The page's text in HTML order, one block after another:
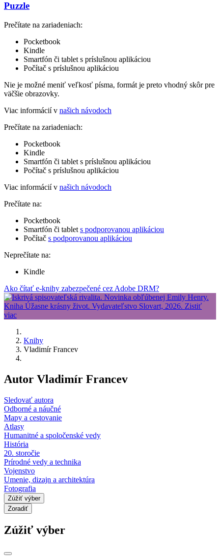
Puzzle
Prečítate na zariadeniach:
Pocketbook
Kindle
Smartfón či tablet s príslušnou aplikáciou
Počítač s príslušnou aplikáciou
Nie je možné meniť veľkosť písma, formát je preto vhodný skôr pre
väčšie obrazovky.
Viac informácií v našich návodoch
Prečítate na zariadeniach:
Pocketbook
Kindle
Smartfón či tablet s príslušnou aplikáciou
Počítač s príslušnou aplikáciou
Viac informácií v našich návodoch
Prečítate na:
Pocketbook
Smartfón či tablet s podporovanou aplikáciou
Počítač s podporovanou aplikáciou
Neprečítate na:
Kindle
Ako čítať e-knihy zabezpečené cez Adobe DRM?
Knihy
Vladimír Francev
Autor Vladimír Francev
Sledovať autora
Odborné a náučné
Mapy a cestovanie
Atlasy
Humanitné a spoločenské vedy
História
20. storočie
Prírodné vedy a technika
Vojenstvo
Umenie, dizajn a architektúra
Fotografia
Zúžiť výber
Zoradiť
Zúžiť výber